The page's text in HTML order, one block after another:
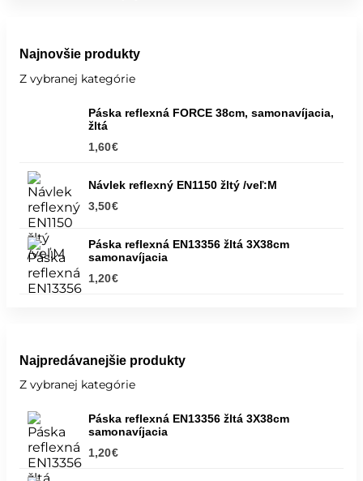
Najnovšie produkty
Z vybranej kategórie
Páska reflexná FORCE 38cm, samonavíjacia,
žltá
1,60€
Návlek reflexný EN1150 žltý /veľ:M
3,50€
Páska reflexná EN13356 žltá 3X38cm
samonavíjacia
1,20€
Najpredávanejšie produkty
Z vybranej kategórie
Páska reflexná EN13356 žltá 3X38cm
samonavíjacia
1,20€